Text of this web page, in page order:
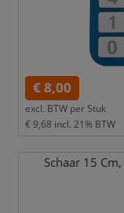
€ 8,00
excl. BTW per Stuk
€ 9,68 incl. 21% BTW
Schaar 15 Cm,